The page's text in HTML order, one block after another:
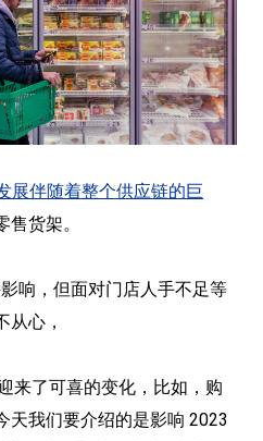
展伴随着整个供应链的巨
售货架。
响，但面对门店人手不足等
从心，
来了可喜的变化，比如，购
天我们要介绍的是影响 2023